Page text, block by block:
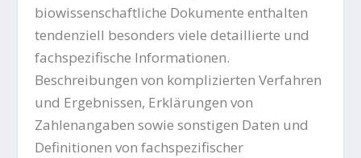
biowissenschaftliche Dokumente enthalten
tendenziell besonders viele detaillierte und
fachspezifische Informationen.
Beschreibungen von komplizierten Verfahren
und Ergebnissen, Erklärungen von
Zahlenangaben sowie sonstigen Daten und
Definitionen von fachspezifischer